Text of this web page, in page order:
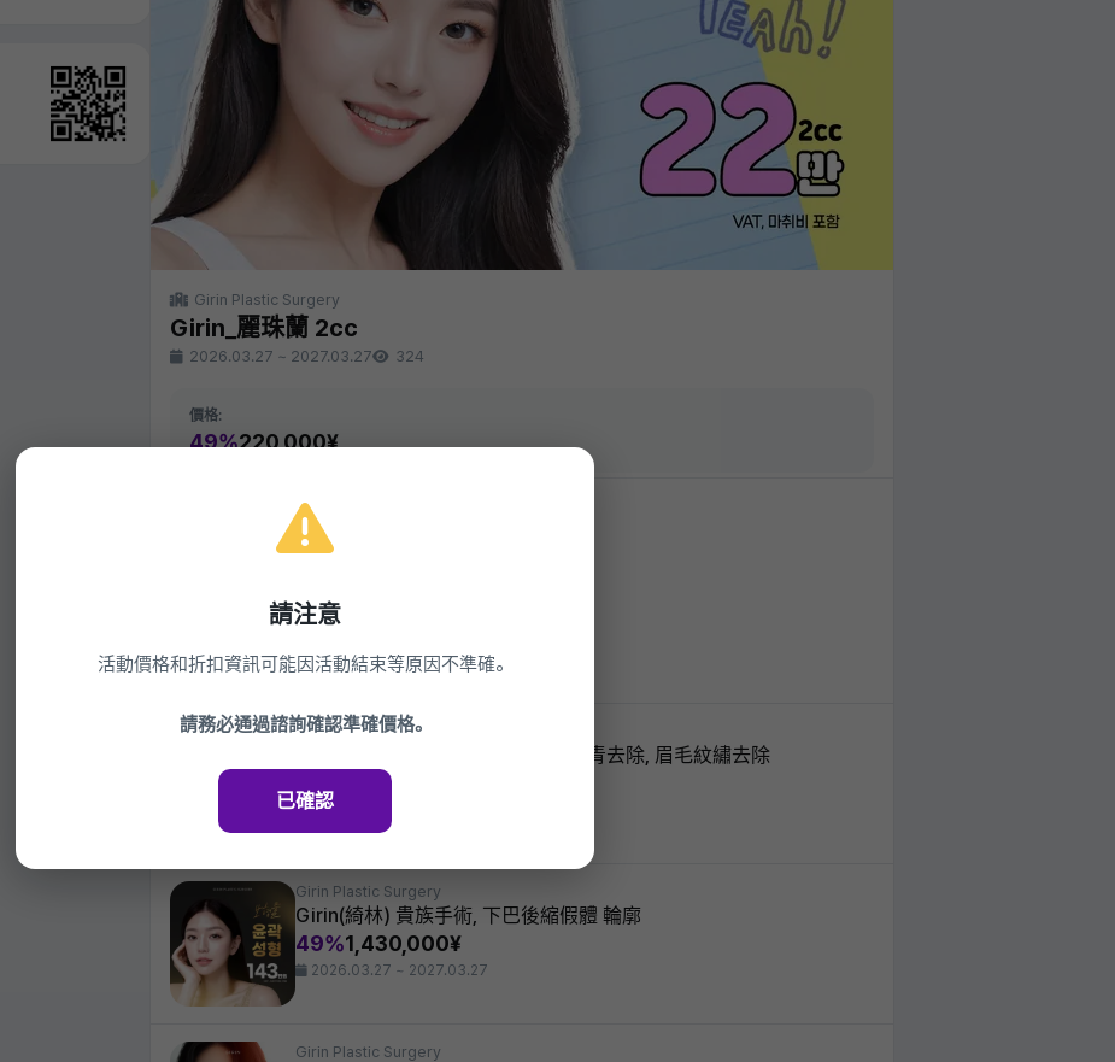
Girin Plastic Surgery
Girin_麗珠蘭 2cc
2026.03.27 ~ 2027.03.27 324
價格:
49%220,000¥
同一診所的其他活動
Girin Ellavie Re2O
49%
Girin Plastic Surgery
Girin 刺青去除, Pico Andy, 彩色刺青去除, 眉毛紋繡去除
44,000¥
2026.03.27 ~ 2027.03.27
Girin Plastic Surgery
Girin(綺林) 貴族手術, 下巴後縮假體 輪廓
49%1,430,000¥
2026.03.27 ~ 2027.03.27
Girin Plastic Surgery
請注意
活動價格和折扣資訊可能因活動結束等原因不準確。
請務必通過諮詢確認準確價格。
已確認